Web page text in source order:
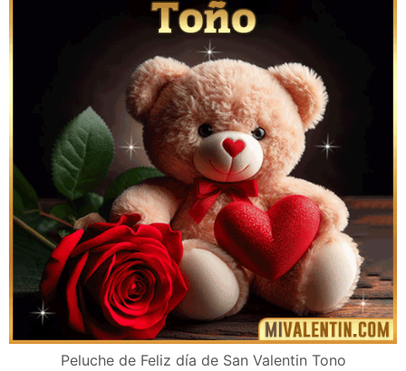
Peluche de Feliz día de San Valentin Tono